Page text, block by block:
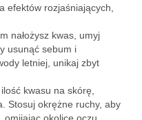
efektów rozjaśniających,
nałożysz kwas, umyj
usunąć sebum i
letniej, unikaj zbyt
kwasu na skórę,
Stosuj okrężne ruchy, aby